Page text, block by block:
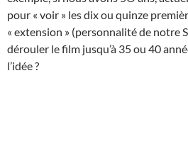
pour « voir » les dix ou quinze
« extension » (personnalité de notre
dérouler le film jusqu’à 35 ou 40
l’idée ?